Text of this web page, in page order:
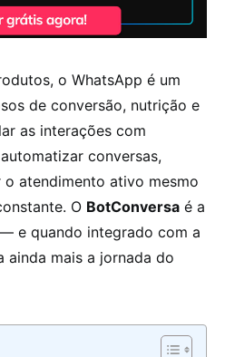
o WhatsApp é um
de conversão, nutrição e
as interações com
conversas,
atendimento ativo mesmo
O BotConversa é a
e quando integrado com a
ainda mais a jornada do